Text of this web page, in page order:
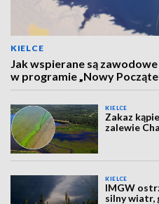
KIELCE
Jak wspierane są
w programie „Nowy
KIELCE
Zakaz
zalewie
KIELCE
IMGW
silny wiatr,